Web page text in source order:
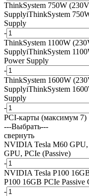
ThinkSystem 750W
SupplyiThinkSystem
Supply
-
ThinkSystem 1100W
SupplyiThinkSystem
Power Supply
-
ThinkSystem 1600W
SupplyiThinkSystem
Supply
-
PCI-карты (максимум 7)
---Выбрать---
свернуть
NVIDIA Tesla M60 GPU,
GPU, PCIe (Passive)
-
NVIDIA Tesla P100
P100 16GB PCIe Passive
-